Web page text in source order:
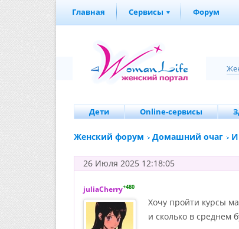
Главная Сервисы Форум
Дети Online-сервисы
Женский форум Домашний очаг
26 Июля 2025 12:18:05
juliaCherry+480
Хочу пройти курсы
и сколько в среднем